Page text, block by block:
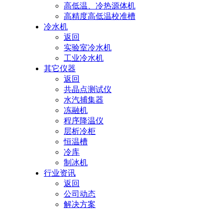
高低温、冷热源体机
高精度高低温校准槽
冷水机
返回
实验室冷水机
工业冷水机
其它仪器
返回
共晶点测试仪
水汽捕集器
冻融机
程序降温仪
层析冷柜
恒温槽
冷库
制冰机
行业资讯
返回
公司动态
解决方案